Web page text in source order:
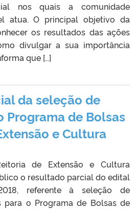
nos quais a comunidade
atua. O principal objetivo da
os resultados das ações
divulgar a sua importância
que […]
da seleção de
Programa de Bolsas
e Cultura
de Extensão e Cultura
o resultado parcial do edital
referente à seleção de
para o Programa de Bolsas de